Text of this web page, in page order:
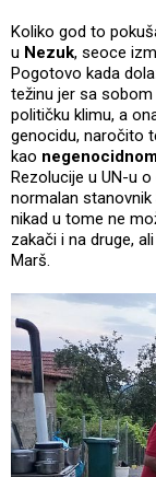
Koliko god to
u Nezuk, seoce
Pogotovo kada
težinu jer sa
političku klimu, a
genocidu, naročito
kao
Rezolucije u UN-u
normalan
nikad u tome ne
zakači i na druge,
Marš.